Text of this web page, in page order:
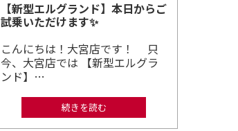
【新型エルグランド】本日からご
試乗いただけます✨
こんにちは！大宮店です！ 只
今、大宮店では 【新型エルグラ
ンド】…
続きを読む